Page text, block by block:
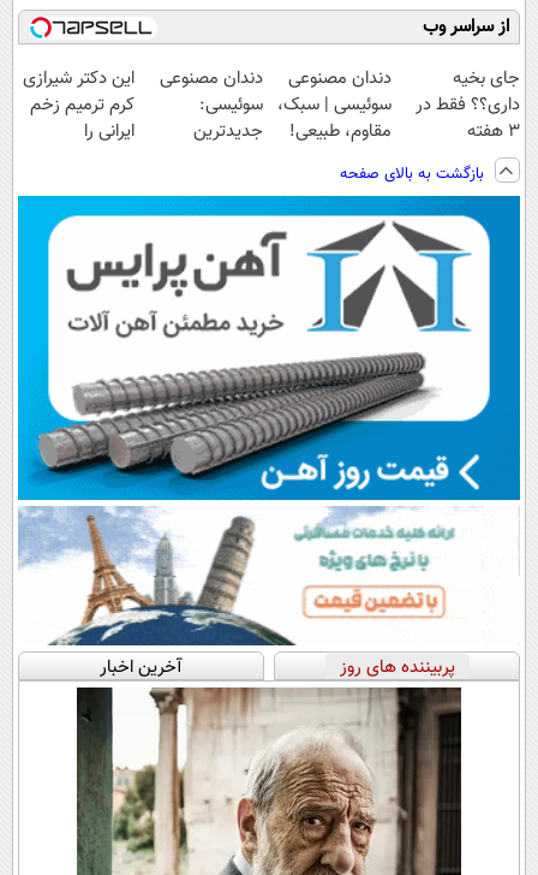
از سراسر وب
جای بخیه
داری؟؟ فقط در
3 هفته
ترمیمش کن!😍
دندان مصنوعی
سوئیسی | سبک،
مقاوم، طبیعی!
رایگان+پرداخت
اقساطی😍
دندان مصنوعی
سوئیسی:
جدیدترین
پرداخت قسطی
این دکتر شیرازی
کرم ترمیم زخم
ایرانی را
بازگشت به بالای صفحه
پربیننده های روز آخرین اخبار